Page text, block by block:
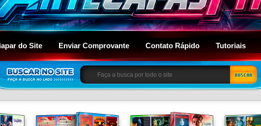
do Site Enviar Comprovante Contato Rápido Tutoriais
BUSCAR